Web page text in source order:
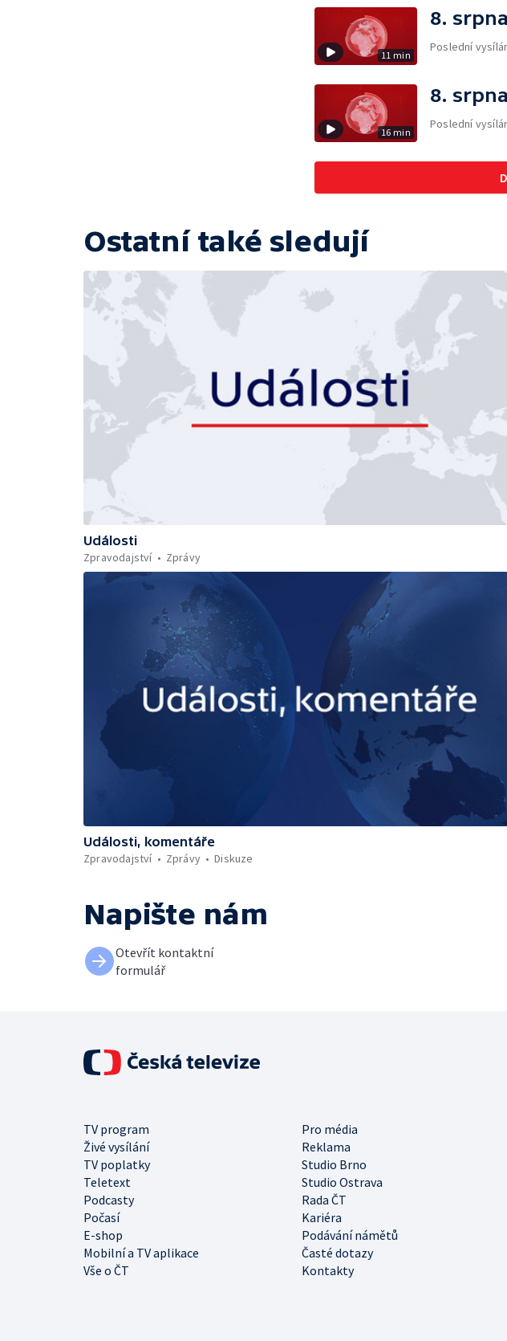
11 min
8.
Poslední
16 min
8.
Poslední
Ostatní také sledují
Události
Zpravodajství
Zprávy
Události, komentáře
Zpravodajství
Zprávy Diskuze
Napište nám
Otevřít kontaktní
formulář
TV program
Pro média
Živé vysílání
Reklama
TV poplatky
Studio Brno
Teletext
Studio Ostrava
Podcasty
Rada ČT
Počasí
Kariéra
E-shop
Podávání námětů
Mobilní a TV aplikace
Časté dotazy
Vše o ČT
Kontakty